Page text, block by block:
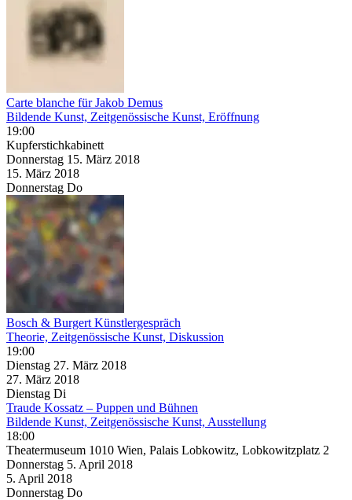
Carte blanche für Jakob Demus
Bildende Kunst, Zeitgenössische Kunst, Eröffnung
19:00
Kupferstichkabinett
Donnerstag 15. März 2018
15. März 2018
Donnerstag Do
Bosch & Burgert Künstlergespräch
Theorie, Zeitgenössische Kunst, Diskussion
19:00
Dienstag 27. März 2018
27. März 2018
Dienstag Di
Traude Kossatz – Puppen und Bühnen
Bildende Kunst, Zeitgenössische Kunst, Ausstellung
18:00
Theatermuseum 1010 Wien, Palais Lobkowitz, Lobkowitzplatz 2
Donnerstag 5. April 2018
5. April 2018
Donnerstag Do